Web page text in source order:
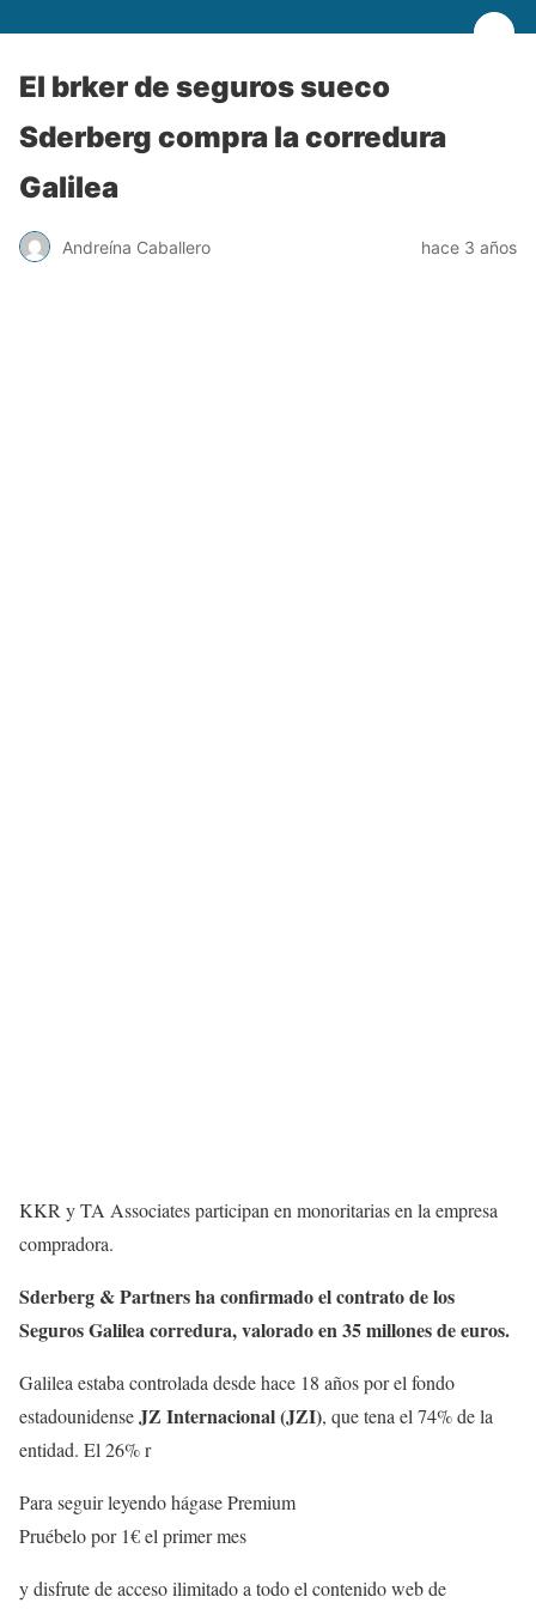
El brker de seguros sueco
Sderberg compra la corredura
Galilea
Andreína Caballero hace 3 años
KKR y TA Associates participan en monoritarias en la empresa
compradora.
Sderberg & Partners ha confirmado el contrato de los
Seguros Galilea corredura, valorado en 35 millones de euros.
Galilea estaba controlada desde hace 18 años por el fondo
estadounidenseJZ Internacional (JZI), que tena el 74% de la
entidad. El 26% r
Para seguir leyendo hágase Premium
Pruébelo por 1€ el primer mes
y disfrute de acceso ilimitado a todo el contenido web de